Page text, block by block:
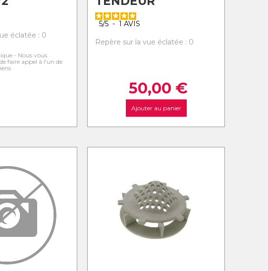
éclatée : 0
- Nous vous
faire appel à l'un de
5/5 - 1AVIS
Repère sur la vue éclatée : 0
50,00 €
Ajouter au panier